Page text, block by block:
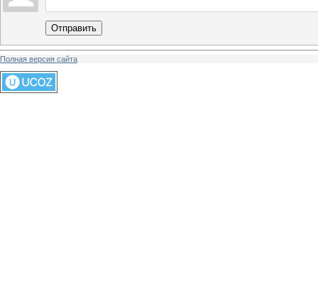
Отправить
Полная версия сайта